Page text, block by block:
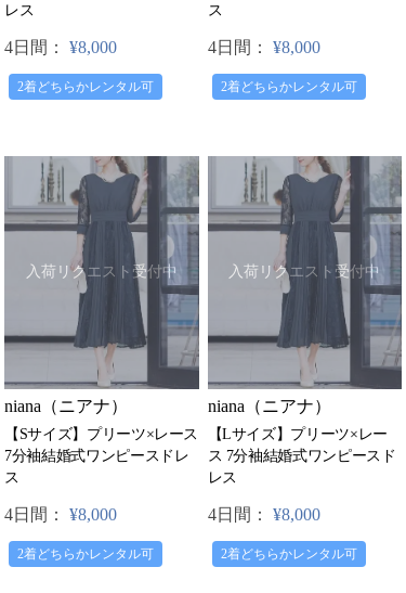
レス
4日間： ¥8,000
2着どちらかレンタル可
ス
4日間： ¥8,000
2着どちらかレンタル可
入荷リクエスト受付中
niana（ニアナ）
【Sサイズ】プリーツ×レース
7分袖結婚式ワンピースドレ
ス
4日間： ¥8,000
2着どちらかレンタル可
入荷リクエスト受付中
niana（ニアナ）
【Lサイズ】プリーツ×レー
ス 7分袖結婚式ワンピースド
レス
4日間： ¥8,000
2着どちらかレンタル可